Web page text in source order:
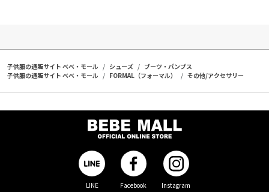
子供服の通販サイト ベベ・モール シューズ
ブーツ・パンプス
子供服の通販サイト ベベ・モール
FORMAL（フォーマル） その他/アクセサリー
LINE Facebook Instagram